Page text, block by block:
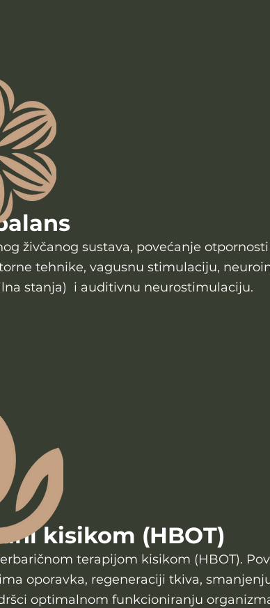
živčanog sustava, povećanje
tehnike, vagusnu stimulaciju,
stanja) i auditivnu neurostimulaciju.
kisikom (HBOT)
terapijom kisikom (HBOT).
oporavka, regeneraciji tkiva,
optimalnom funkcioniranju